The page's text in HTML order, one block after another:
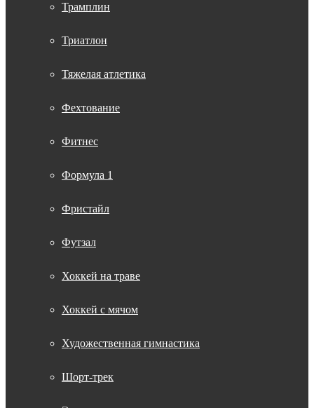
Трамплин
Триатлон
Тяжелая атлетика
Фехтование
Фитнес
Формула 1
Фристайл
Футзал
Хоккей на траве
Хоккей с мячом
Художественная гимнастика
Шорт-трек